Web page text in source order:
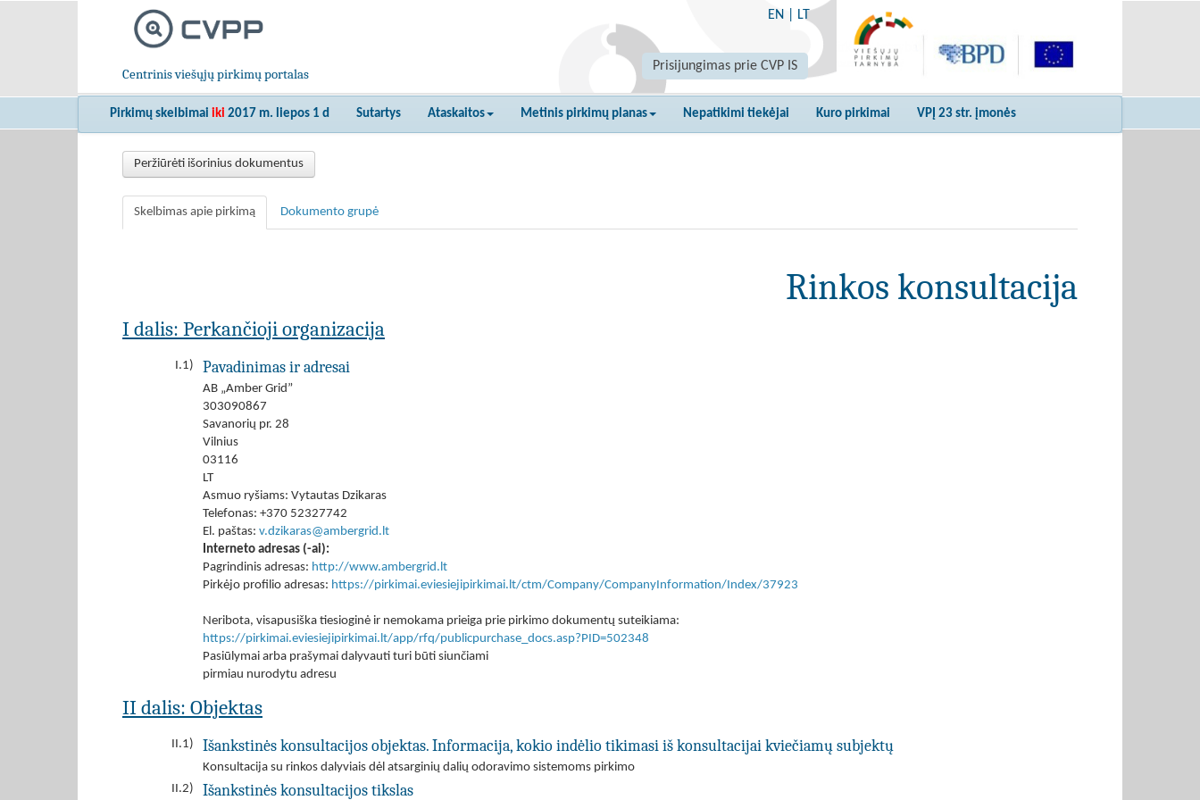
Centrinis viešųjų pirkimų portalas
EN LT
Prisijungimas prie CVP IS
Pirkimų skelbimai iki 2017 m. liepos 1 d Sutartys Ataskaitos Metinis pirkimų planas Nepatikimi tiekėjai Kuro pirkimai VPĮ 23 str. įmonės
Peržiūrėti išorinius dokumentus
Skelbimas apie pirkimą Dokumento grupė
Rinkos konsultacija
I dalis: Perkančioji organizacija
I.1) Pavadinimas ir adresai
AB „Amber Grid”
303090867
Savanorių pr. 28
Vilnius
03116
LT
Asmuo ryšiams: Vytautas Dzikaras
Telefonas: +370 52327742
El. paštas: v.dzikaras@ambergrid.lt
Interneto adresas (-ai):
Pagrindinis adresas: http://www.ambergrid.lt
Pirkėjo profilio adresas: https://pirkimai.eviesiejipirkimai.lt/ctm/Company/CompanyInformation/Index/37923
Neribota, visapusiška tiesioginė ir nemokama prieiga prie pirkimo dokumentų suteikiama:
https://pirkimai.eviesiejipirkimai.lt/app/rfq/publicpurchase_docs.asp?PID=502348
Pasiūlymai arba prašymai dalyvauti turi būti siunčiami
pirmiau nurodytu adresu
II dalis: Objektas
II.1) Išankstinės konsultacijos objektas. Informacija, kokio indėlio tikimasi iš konsultacijai kviečiamų subjektų
Konsultacija su rinkos dalyviais dėl atsarginių dalių odoravimo sistemoms pirkimo
II.2)
Išankstinės konsultacijos tikslas